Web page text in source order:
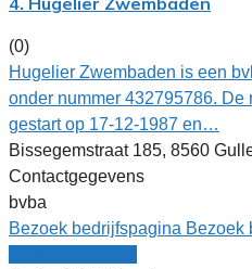
(0)
Hugelier Zwembaden is een
onder nummer 432795786.
gestart op 17-12-1987 en…
Bissegemstraat 185, 8560
Contactgegevens
bvba
Bezoek bedrijfspagina Bezoek